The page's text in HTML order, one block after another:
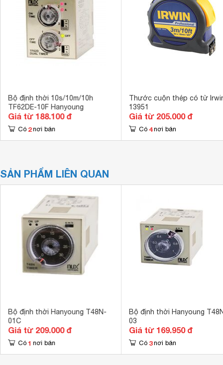
Bộ định thời 10s/10m/10h
TF62DE-10F Hanyoung
Giá từ 188.100 đ
Có 2 nơi bán
Thước cuộn thép có từ
13951
Giá từ 205.000 đ
Có 4 nơi bán
SẢN PHẨM LIÊN QUAN
Bộ định thời Hanyoung T48N-
01C
Giá từ 209.000 đ
Có 1 nơi bán
Bộ định thời Hanyoung
03
Giá từ 169.950 đ
Có 3 nơi bán